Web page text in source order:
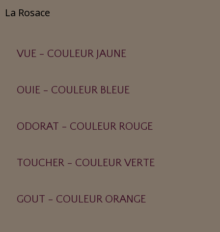
La Rosace
VUE - COULEUR JAUNE
OUIE - COULEUR BLEUE
ODORAT - COULEUR ROUGE
TOUCHER - COULEUR VERTE
GOUT - COULEUR ORANGE